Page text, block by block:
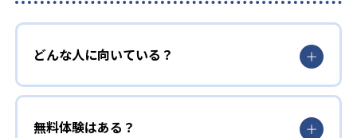
どんな人に向いている？
無料体験はある？